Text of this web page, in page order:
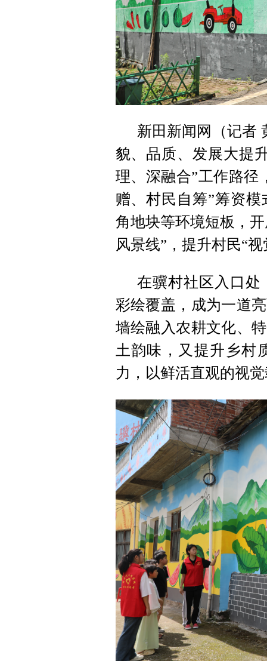
新田新闻网（记者
貌、品质、发展大提
理、深融合”工作路径
赠、村民自筹”筹资
角地块等环境短板，
风景线”，提升村民“
在骥村社区入口处
彩绘覆盖，成为一道
墙绘融入农耕文化、
土韵味，又提升乡村
力，以鲜活直观的视